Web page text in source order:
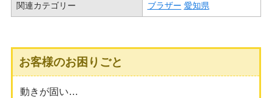
関連カテゴリー ブラザー 愛知県
お客様のお困りごと
動きが固い…